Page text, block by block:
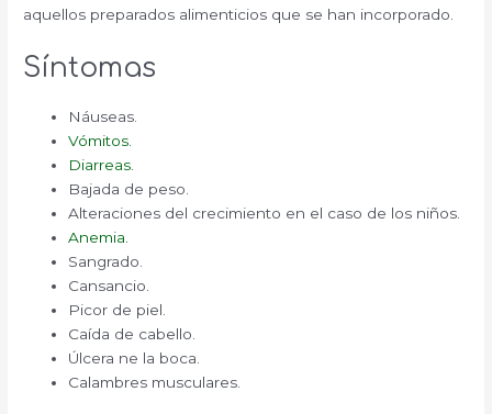
aquellos preparados alimenticios que se han incorporado.
Síntomas
Náuseas.
Vómitos.
Diarreas.
Bajada de peso.
Alteraciones del crecimiento en el caso de los niños.
Anemia.
Sangrado.
Cansancio.
Picor de piel.
Caída de cabello.
Úlcera ne la boca.
Calambres musculares.